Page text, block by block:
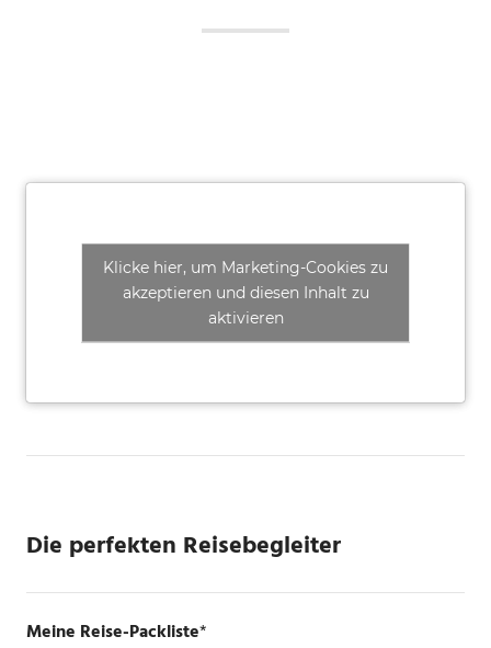
Klicke hier, um Marketing-Cookies zu
akzeptieren und diesen Inhalt zu
aktivieren
Die perfekten Reisebegleiter
Meine Reise-Packliste*